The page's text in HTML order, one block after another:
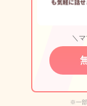
＼
※一部